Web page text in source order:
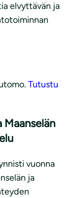
elvyttävän ja
Tutustu
Maanselän
vuonna
ja